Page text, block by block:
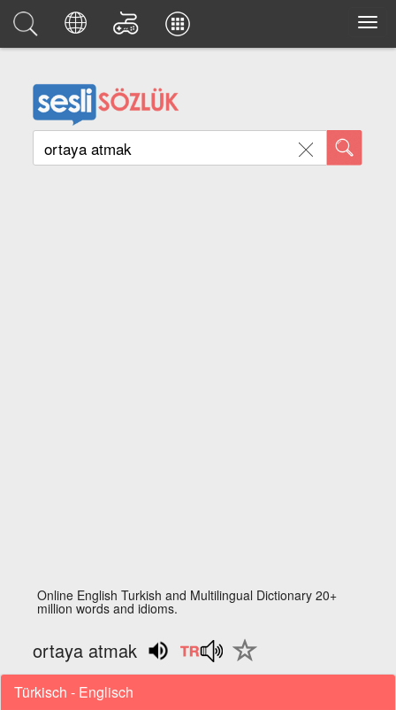
Online English Turkish and Multilingual Dictionary 20+
million words and idioms.
ortaya atmak
Türkisch - Englisch